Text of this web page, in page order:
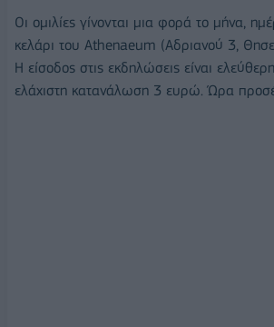
Οι ομιλίες γίνονται μια φορά το μήνα,
κελάρι του Athenaeum (Αδριανού 3,
Η είσοδος στις εκδηλώσεις είναι
ελάχιστη κατανάλωση 3 ευρώ. Ώρα